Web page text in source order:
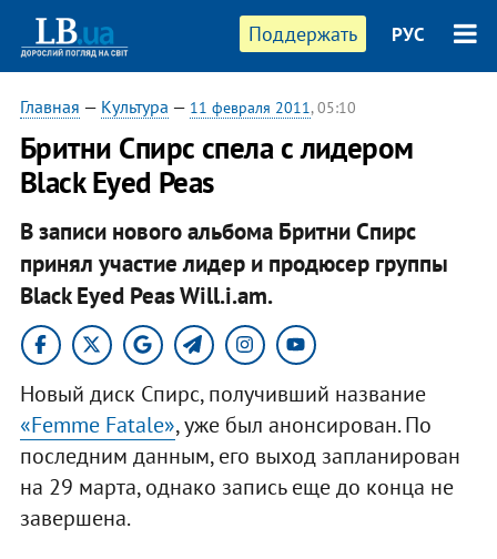
Поддержать РУС
Главная — Культура — 11 февраля 2011, 05:10
Бритни Спирс спела с лидером
Black Eyed Peas
В записи нового альбома Бритни Спирс
принял участие лидер и продюсер группы
Black Eyed Peas Will.i.am.
Новый диск Спирс, получивший название
«Femme Fatale», уже был анонсирован. По
последним данным, его выход запланирован
на 29 марта, однако запись еще до конца не
завершена.